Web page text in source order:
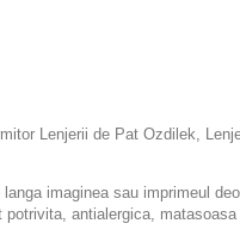
Lenjerii de Pat Ozdilek,
imaginea sau imprimeul
antialergica,